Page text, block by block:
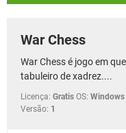
War Chess
War Chess é jogo em
tabuleiro de xadrez....
Licença: Gratis OS:
Versão: 1